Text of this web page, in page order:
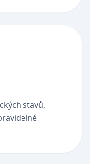
stavů,